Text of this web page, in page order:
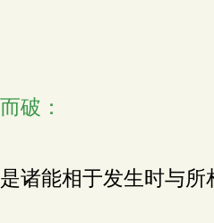
破：
诸能相于发生时与